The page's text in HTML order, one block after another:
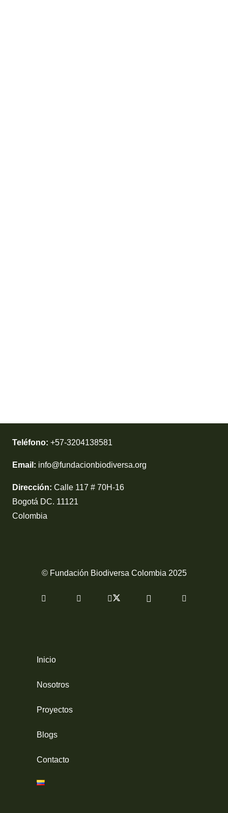
Teléfono: +57-3204138581
Email: info@fundacionbiodiversa.org
Dirección: Calle 117 # 70H-16
Bogotá DC. 11121
Colombia
© Fundación Biodiversa Colombia 2025
Inicio
Nosotros
Proyectos
Blogs
Contacto